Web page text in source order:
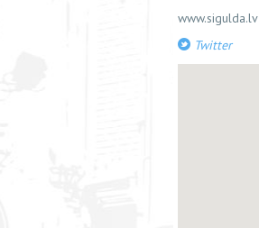
www.sigulda.lv
Twitter